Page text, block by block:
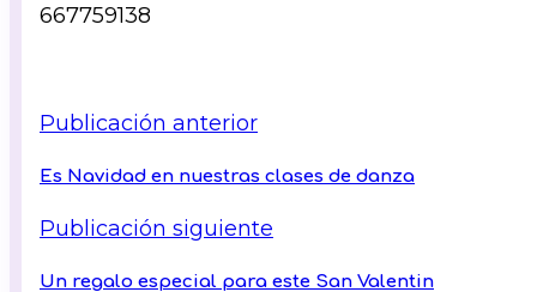
667759138
Publicación anterior
Es Navidad en nuestras clases de danza
Publicación siguiente
Un regalo especial para este San Valentin